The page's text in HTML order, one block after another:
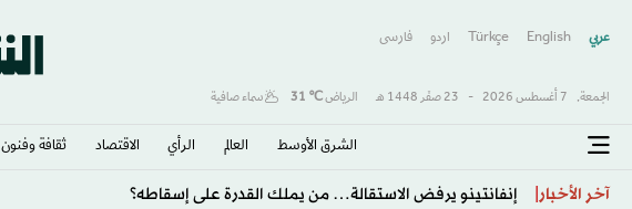
عربي English
Türkçe اردو فارسى
الجمعة, 7 أغسطس 2026 - 23 صفَر 1448 هـ الرياض℃
31 سماء صافية
الشرق الأوسط​ العالم الرأي الاقتصاد ثقافة وفنون
آخر الأخبار طرابزون يكتب صفحة جديدة مع صلاح… استقبال أسطوري وشغف لا يوصف